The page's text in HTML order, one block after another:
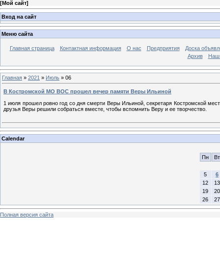
[Мой сайт]
Вход на сайт
Меню сайта
Главная страница Контактная информация О нас Предприятия
Доска
Архив
Главная » 2021 » Июль » 06
В Костромской МО ВОС прошел вечер памяти Веры Ильиной
1 июля прошел ровно год со дня смерти Веры Ильиной, секретаря Костромской
друзья Веры решили собраться вместе, чтобы вспомнить Веру и ее творчество.
Calendar
Пн Вт
5
6
12
13
19
20
26
27
Полная версия сайта